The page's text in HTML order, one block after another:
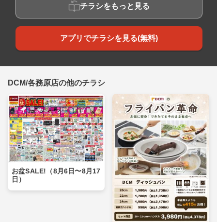
チラシをもっと見る
アプリでチラシを見る(無料)
DCM/各務原店の他のチラシ
お盆SALE!（8月6日〜8月17
日）